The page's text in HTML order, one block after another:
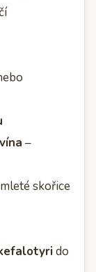
–
skořice
do